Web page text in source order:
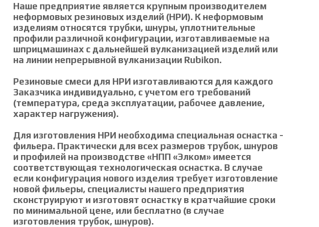
Наше предприятие является крупным производителем
неформовых резиновых изделий (НРИ). К неформовым
изделиям относятся трубки, шнуры, уплотнительные
профили различной конфигурации, изготавливаемые на
шприцмашинах с дальнейшей вулканизацией изделий или
на линии непрерывной вулканизации Rubikon.
Резиновые смеси для НРИ изготавливаются для каждого
Заказчика индивидуально, с учетом его требований
(температура, среда эксплуатации, рабочее давление,
характер нагружения).
Для изготовления НРИ необходима специальная оснастка -
фильера. Практически для всех размеров трубок, шнуров
и профилей на производстве «НПП «Элком» имеется
соответствующая технологическая оснастка. В случае
если конфигурация нового изделия требует изготовление
новой фильеры, специалисты нашего предприятия
сконструируют и изготовят оснастку в кратчайшие сроки
по минимальной цене, или бесплатно (в случае
изготовления трубок, шнуров).